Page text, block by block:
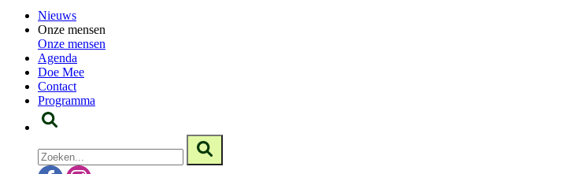
Nieuws
Onze mensen
Onze mensen
Agenda
Doe Mee
Contact
Programma